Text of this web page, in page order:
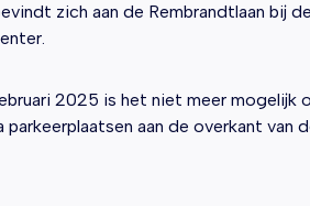
zich aan de Rembrandtlaan bij de
2025 is het niet meer mogelijk
aan de overkant van